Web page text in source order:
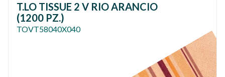
T.LO TISSUE 2 V RIO ARANCIO
(1200 PZ.)
TOVT58040X040